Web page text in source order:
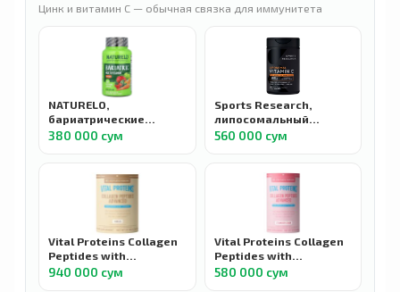
Цинк и витамин C — обычная связка для иммунитета
NATURELO,
бариатрические
мультивитамины с
железом, 60
380 000 сум
Sports Research,
липосомальный
витамин C, 1000 мг 180
растительных капсул
560 000 сум
Vital Proteins Collagen
Peptides with
Hyaluronic Acid and
Vitamin C, Пептиды
940 000 сум
Vital Proteins Collagen
Peptides with
Hyaluronic Acid and
Vitamin C, Пептиды
580 000 сум